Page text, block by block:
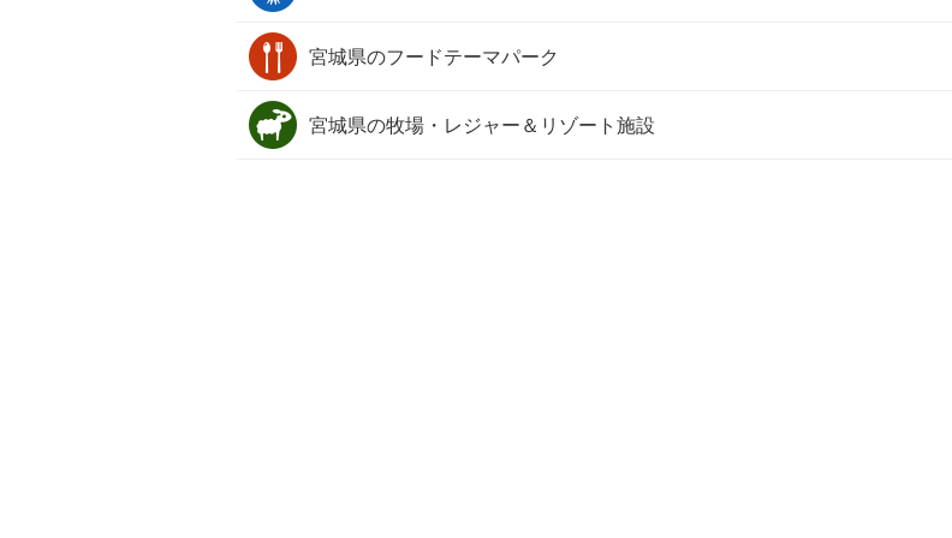
宮城県のフードテーマパーク
宮城県の牧場・レジャー＆リゾート施設